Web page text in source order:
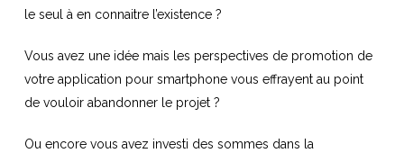
le seul à en connaitre l’existence ?
Vous avez une idée mais les perspectives de promotion de
votre application pour smartphone vous effrayent au point
de vouloir abandonner le projet ?
Ou encore vous avez investi des sommes dans la